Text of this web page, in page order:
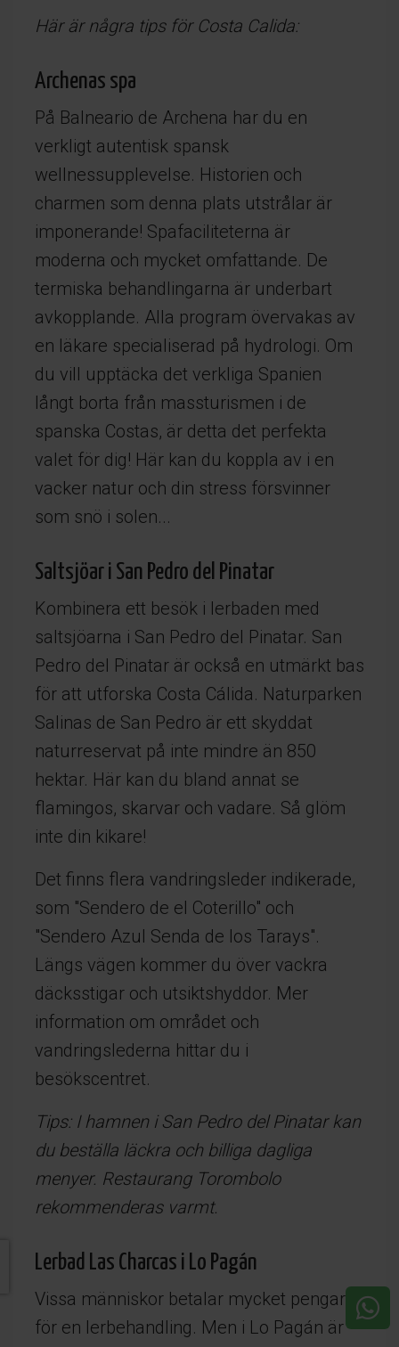
Här är några tips för Costa Calida:
Archenas spa
På Balneario de Archena har du en
verkligt autentisk spansk
wellnessupplevelse. Historien och
charmen som denna plats utstrålar är
imponerande! Spafaciliteterna är
moderna och mycket omfattande. De
termiska behandlingarna är underbart
avkopplande. Alla program övervakas av
en läkare specialiserad på hydrologi. Om
du vill upptäcka det verkliga Spanien
långt borta från massturismen i de
spanska Costas, är detta det perfekta
valet för dig! Här kan du koppla av i en
vacker natur och din stress försvinner
som snö i solen...
Saltsjöar i San Pedro del Pinatar
Kombinera ett besök i lerbaden med
saltsjöarna i San Pedro del Pinatar. San
Pedro del Pinatar är också en utmärkt bas
för att utforska Costa Cálida. Naturparken
Salinas de San Pedro är ett skyddat
naturreservat på inte mindre än 850
hektar. Här kan du bland annat se
flamingos, skarvar och vadare. Så glöm
inte din kikare!
Det finns flera vandringsleder indikerade,
som "Sendero de el Coterillo" och
"Sendero Azul Senda de los Tarays".
Längs vägen kommer du över vackra
däcksstigar och utsiktshyddor. Mer
information om området och
vandringslederna hittar du i
besökscentret.
Tips: I hamnen i San Pedro del Pinatar kan
du beställa läckra och billiga dagliga
menyer. Restaurang Torombolo
rekommenderas varmt.
Lerbad Las Charcas i Lo Pagán
Vissa människor betalar mycket pengar
för en lerbehandling. Men i Lo Pagán är